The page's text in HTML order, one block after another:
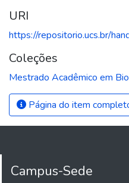
URI
https://repositorio.ucs.br/
Coleções
Mestrado Acadêmico em
Página do item
Campus-Sede